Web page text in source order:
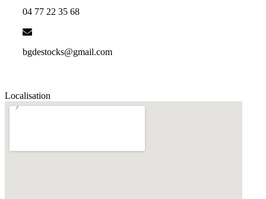
04 77 22 35 68
bgdestocks@gmail.com
Localisation